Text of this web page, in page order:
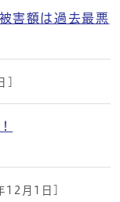
害額は過去最悪
]
12月1日]